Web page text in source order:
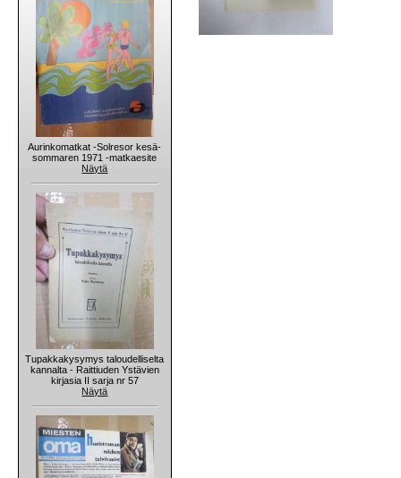
Aurinkomatkat -Solresor kesä-
sommaren 1971 -matkaesite
Näytä
Tupakkakysymys taloudelliselta
kannalta - Raittiuden Ystävien
kirjasia II sarja nr 57
Näytä